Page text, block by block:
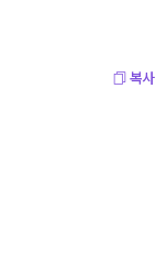
복사